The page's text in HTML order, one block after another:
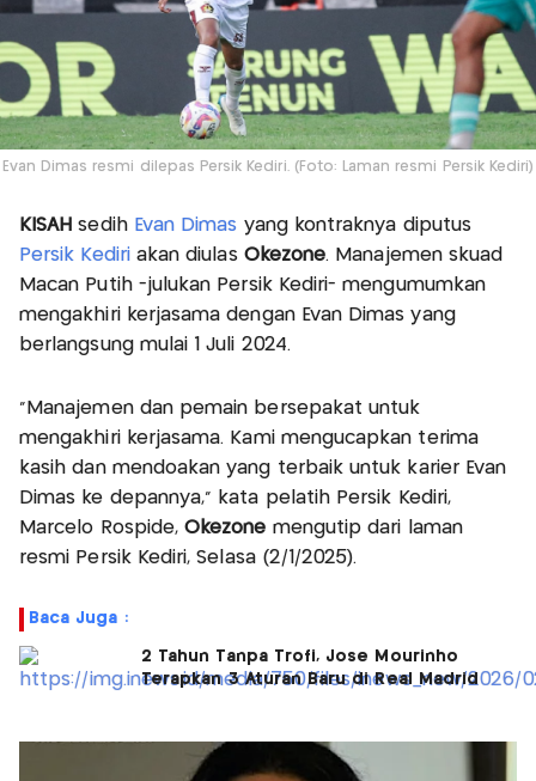
Evan Dimas resmi dilepas Persik Kediri. (Foto: Laman resmi Persik Kediri)
KISAH sedihEvan Dimas yang kontraknya diputus
Persik Kediri akan diulasOkezone. Manajemen skuad
Macan Putih -julukan Persik Kediri- mengumumkan
mengakhiri kerjasama dengan Evan Dimas yang
berlangsung mulai 1 Juli 2024.
"Manajemen dan pemain bersepakat untuk
mengakhiri kerjasama. Kami mengucapkan terima
kasih dan mendoakan yang terbaik untuk karier Evan
Dimas ke depannya," kata pelatih Persik Kediri,
Marcelo Rospide,Okezone mengutip dari laman
resmi Persik Kediri, Selasa (2/1/2025).
Baca Juga :
2 Tahun Tanpa Trofi, Jose Mourinho
Terapkan 3 Aturan Baru di Real Madrid